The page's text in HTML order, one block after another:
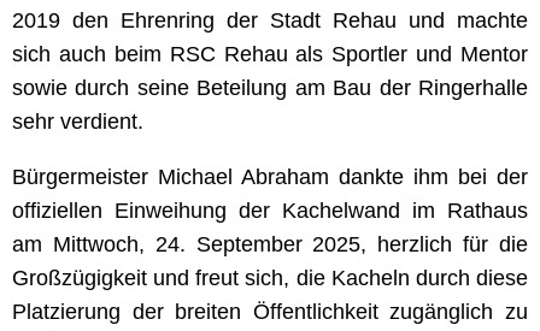
2019 den Ehrenring der Stadt Rehau und machte
sich auch beim RSC Rehau als Sportler und Mentor
sowie durch seine Beteilung am Bau der Ringerhalle
sehr verdient.
Bürgermeister Michael Abraham dankte ihm bei der
offiziellen Einweihung der Kachelwand im Rathaus
am Mittwoch, 24. September 2025, herzlich für die
Großzügigkeit und freut sich, die Kacheln durch diese
Platzierung der breiten Öffentlichkeit zugänglich zu